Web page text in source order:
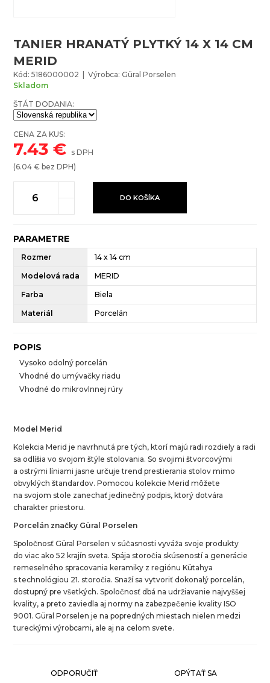
TANIER HRANATÝ PLYTKÝ 14 X 14 CM
MERID
Kód: 5186000002 | Výrobca: Güral Porselen
Skladom
ŠTÁT DODANIA:
CENA ZA KUS:
7.43 € s DPH
(6.04 € bez DPH)
DO KOŠÍKA
PARAMETRE
Rozmer 14 x 14 cm
Modelová rada MERID
Farba Biela
Materiál Porcelán
POPIS
Vysoko odolný porcelán
Vhodné do umývačky riadu
Vhodné do mikrovlnnej rúry
Model Merid
Kolekcia Merid je navrhnutá pre tých, ktorí majú radi rozdiely a radi
sa odlíšia vo svojom štýle stolovania. So svojimi štvorcovými
a ostrými líniami jasne určuje trend prestierania stolov mimo
obvyklých štandardov. Pomocou kolekcie Merid môžete
na svojom stole zanechať jedinečný podpis, ktorý dotvára
charakter priestoru.
Porcelán značky Güral Porselen
Spoločnosť Güral Porselen v súčasnosti vyváža svoje produkty
do viac ako 52 krajín sveta. Spája storočia skúseností a generácie
remeselného spracovania keramiky z regiónu Kütahya
s technológiou 21. storočia. Snaží sa vytvoriť dokonalý porcelán,
dostupný pre všetkých. Spoločnosť dbá na udržiavanie najvyššej
kvality, a preto zaviedla aj normy na zabezpečenie kvality ISO
9001. Güral Porselen je na popredných miestach nielen medzi
tureckými výrobcami, ale aj na celom svete.
ODPORUČIŤ OPÝTAŤ SA